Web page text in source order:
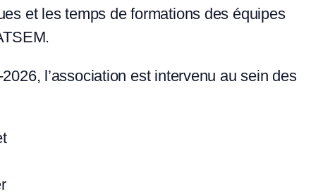
et les temps de formations des équipes
l’association est intervenu au sein des